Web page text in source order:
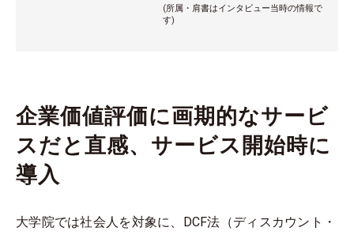
(所属・肩書はインタビュー当時の情報で
す)
企業価値評価に画期的なサービ
スだと直感、サービス開始時に
導入
大学院では社会人を対象に、DCF法（ディスカウント・